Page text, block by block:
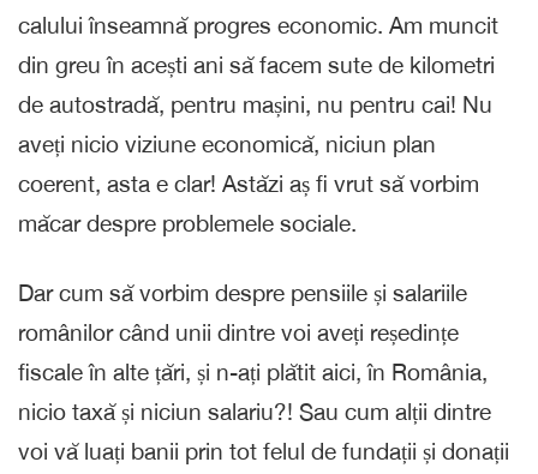
calului înseamnă progres economic. Am muncit
din greu în acești ani să facem sute de kilometri
de autostradă, pentru mașini, nu pentru cai! Nu
aveți nicio viziune economică, niciun plan
coerent, asta e clar! Astăzi aș fi vrut să vorbim
măcar despre problemele sociale.
Dar cum să vorbim despre pensiile și salariile
românilor când unii dintre voi aveți reședințe
fiscale în alte țări, și n-ați plătit aici, în România,
nicio taxă și niciun salariu?! Sau cum alții dintre
voi vă luați banii prin tot felul de fundații și donații